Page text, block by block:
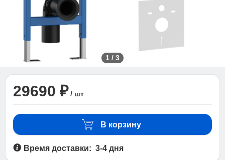
1 / 3
29690 ₽ / шт
В корзину
Время доставки: 3-4 дня